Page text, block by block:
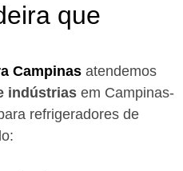
que
Campinas atendemos
indústrias em Campinas-
refrigeradores de